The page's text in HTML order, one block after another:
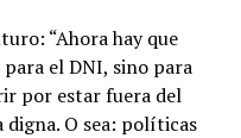
“Ahora hay que
el DNI, sino para
por estar fuera del
digna. O sea: políticas